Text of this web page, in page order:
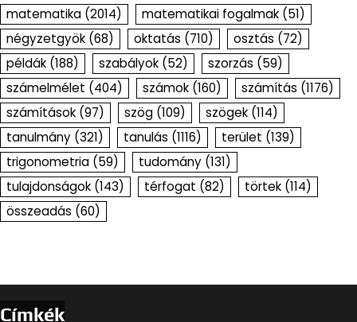
matematika (2014) matematikai fogalmak (51)
négyzetgyök (68) oktatás (710) osztás (72)
példák (188) szabályok (52) szorzás (59)
számelmélet (404) számok (160) számítás (1176)
számítások (97) szög (109) szögek (114)
tanulmány (321) tanulás (1116) terület (139)
trigonometria (59) tudomány (131)
tulajdonságok (143) térfogat (82) törtek (114)
összeadás (60)
Címkék